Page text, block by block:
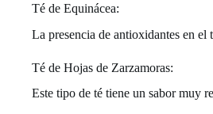
Té de Equinácea:
La presencia de antioxidantes en
Té de Hojas de Zarzamoras:
Este tipo de té tiene un sabor muy